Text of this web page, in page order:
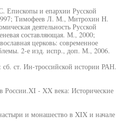
Епископы и епархии Русской
Тимофеев Л. М., Митрохин H.
деятельность Русской
составляющая. М., 2000;
церковь: современное
2-е изд. испр., доп. М., 2006.
ст. Ин-троссийской истории РАН.
- XX века: Исторические
и монашество в XIX и начале